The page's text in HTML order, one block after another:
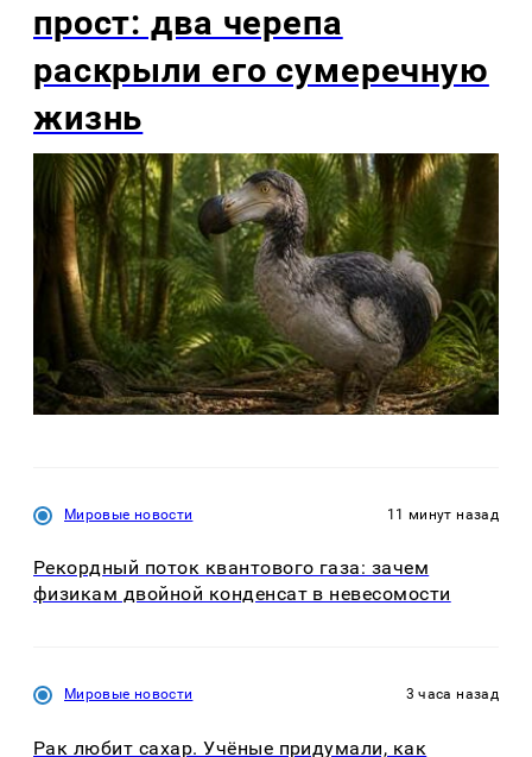
прост: два черепа
раскрыли его сумеречную
жизнь
Мировые новости 11 минут назад
Рекордный поток квантового газа: зачем
физикам двойной конденсат в невесомости
Мировые новости 3 часа назад
Рак любит сахар. Учёные придумали, как